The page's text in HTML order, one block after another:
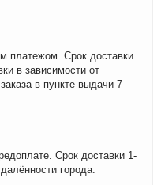
платежом. Срок доставки
в зависимости от
в пункте выдачи 7
Срок доставки 1-
города.